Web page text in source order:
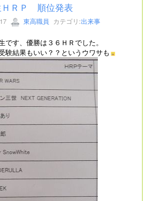
ＲＰ 順位発表
東高職員 カテゴリ:出来事
です、優勝は３６ＨＲでした。
験結果もいい？？というウワサも